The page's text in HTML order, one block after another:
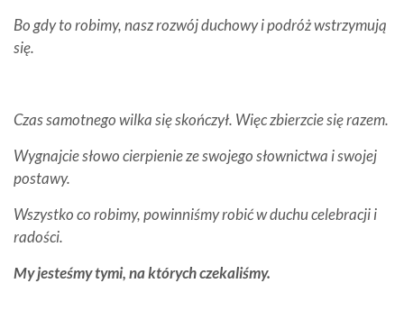
Bo gdy to robimy, nasz rozwój duchowy i podróż wstrzymują
się.
Czas samotnego wilka się skończył. Więc zbierzcie się razem.
Wygnajcie słowo cierpienie ze swojego słownictwa i swojej
postawy.
Wszystko co robimy, powinniśmy robić w duchu celebracji i
radości.
My jesteśmy tymi, na których czekaliśmy.